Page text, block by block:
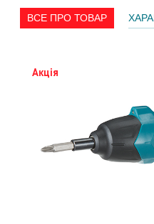
ВСЕ ПРО ТОВАР
Акція